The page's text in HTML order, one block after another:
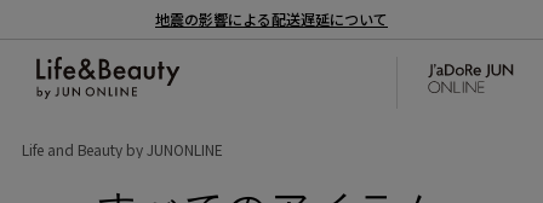
地震の影響による配送遅延について
Life and Beauty by JUNONLINE